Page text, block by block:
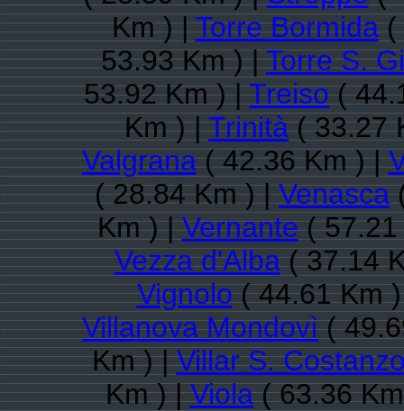
Km ) |Torre Bormida(
53.93 Km ) |Torre S.
53.92 Km ) |Treiso(
Km ) |Trinità( 33.27
Valgrana( 42.36 Km ) |
( 28.84 Km ) |Venasca
Km ) |Vernante(
Vezza d'Alba( 37.14
Vignolo( 44.61 Km
Villanova Mondovì(
Km ) |Villar S.
Km ) |Viola( 63.36